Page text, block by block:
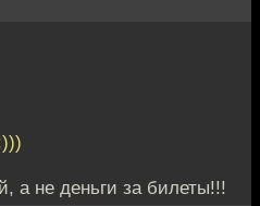
а не деньги за билеты!!!